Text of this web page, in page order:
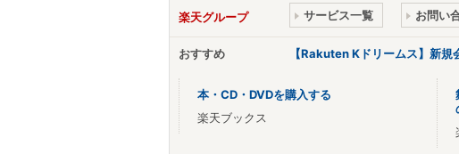
楽天グループ サービス一覧 お問い
おすすめ 【Rakuten Kドリームス】新
本・CD・DVDを購入する
楽天ブックス